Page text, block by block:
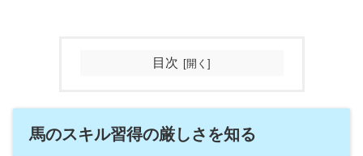
目次
馬のスキル習得の厳しさを知る